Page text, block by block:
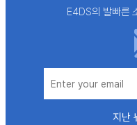
E4DS의 발빠른
지난